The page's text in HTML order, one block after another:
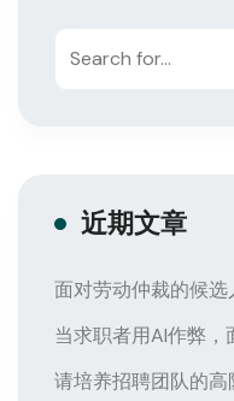
近期文章
面对劳动仲裁的候
当求职者用AI作弊，
请培养招聘团队的高